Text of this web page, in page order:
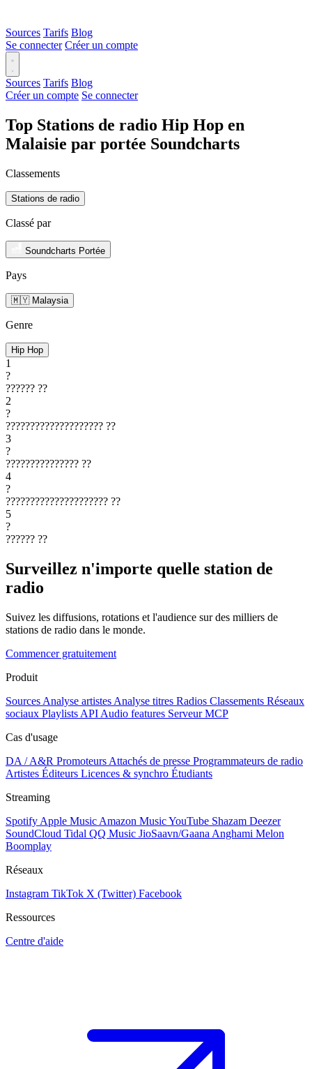
Sources Tarifs Blog
Se connecter Créer un compte
Sources Tarifs Blog
Créer un compte Se connecter
Top Stations de radio Hip Hop en
Malaisie par portée Soundcharts
Classements
Stations de radio
Classé par
Soundcharts Portée
Pays
🇲🇾 Malaysia
Genre
Hip Hop
1
?
?????? ??
2
?
???????????????????? ??
3
?
??????????????? ??
4
?
????????????????????? ??
5
?
?????? ??
Surveillez n'importe quelle station de
radio
Suivez les diffusions, rotations et l'audience sur des milliers de
stations de radio dans le monde.
Commencer gratuitement
Produit
Sources Analyse artistes Analyse titres Radios Classements Réseaux
sociaux Playlists API Audio features Serveur MCP
Cas d'usage
DA / A&R Promoteurs Attachés de presse Programmateurs de radio
Artistes Éditeurs Licences & synchro Étudiants
Streaming
Spotify Apple Music Amazon MusicYouTube Shazam Deezer
SoundCloud Tidal QQ Music JioSaavn/Gaana Anghami Melon
Boomplay
Réseaux
Instagram TikTok X (Twitter) Facebook
Ressources
Centre d'aide